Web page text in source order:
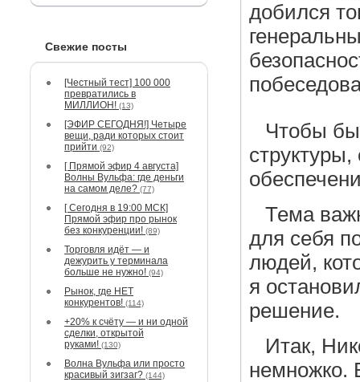
Свежие посты
[Честный тест] 100 000
превратились в
МИЛЛИОН! (13)
[ЭФИР СЕГОДНЯ!] Четыре
вещи, ради которых стоит
прийти (92)
[ Прямой эфир 4 августа]
Волны Вульфа: где деньги
на самом деле? (77)
[ Сегодня в 19:00 МСК]
Прямой эфир про рынок
без конкуренции! (89)
Торговля идёт — и
дежурить у терминала
больше не нужно! (94)
Рынок, где НЕТ
конкурентов! (114)
+20% к счёту — и ни одной
сделки, открытой
руками! (130)
Волна Вульфа или просто
красивый зигзаг? (144)
добился
Чтобы
Тема
для себя
людей,
я
решение.
Итак,
немножко.